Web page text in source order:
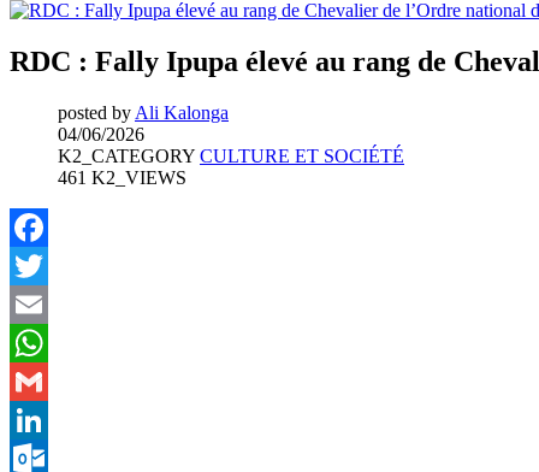
RDC : Fally Ipupa élevé au rang de
posted by Ali Kalonga
04/06/2026
K2_CATEGORY CULTURE ET SOCIÉTÉ
461 K2_VIEWS
Facebook
Twitter
Email
WhatsApp
Gmail
LinkedIn